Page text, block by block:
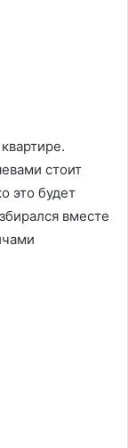
стоит
это будет
вместе